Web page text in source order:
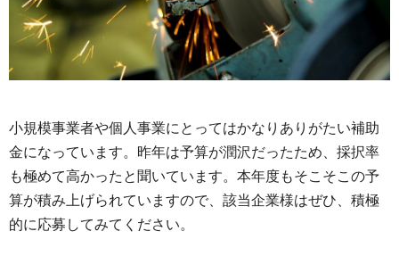
小規模事業者や個人事業にとってはかなりありがたい補助
金になっています。昨年は予算が潤沢だったため、採択率
も極めて高かったと聞いています。本年度もそこそこの予
算が積み上げられていますので、該当企業様はぜひ、積極
的に応募してみてください。